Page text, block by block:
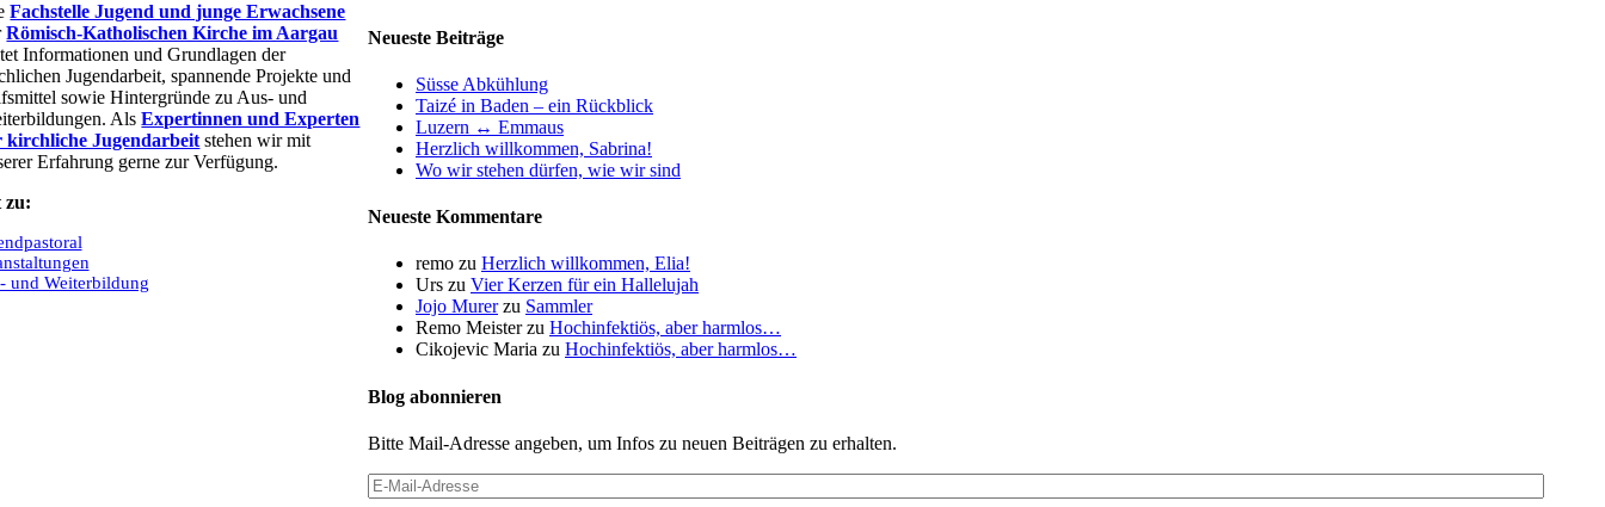
Neueste Beiträge
Süsse Abkühlung
Taizé in Baden – ein Rückblick
Luzern ↔ Emmaus
Herzlich willkommen, Sabrina!
Wo wir stehen dürfen, wie wir sind
Neueste Kommentare
remo zu Herzlich willkommen, Elia!
Urs zu Vier Kerzen für ein Hallelujah
Jojo Murerzu Sammler
Remo Meisterzu Hochinfektiös, aber harmlos…
Cikojevic Maria zu Hochinfektiös, aber harmlos…
Blog abonnieren
Bitte Mail-Adresse angeben, um Infos zu neuen Beiträgen zu erhalten.
E-
Fachstelle Jugend und junge Erwachsene
Römisch-Katholischen Kirche im Aargau
Informationen und Grundlagen der
Jugendarbeit, spannende Projekte und
sowie Hintergründe zu Aus- und
AlsExpertinnen und Experten
kirchliche Jugendarbeit stehen wir mit
Erfahrung gerne zur Verfügung.
zu:
und Weiterbildung